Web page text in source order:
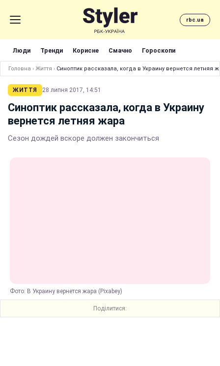
rbc.ua
Люди Тренди Корисне Смачно Гороскопи
Головна › Життя › Синоптик рассказала, когда в Украину вернется летняя
ЖИТТЯ 28 липня 2017, 14:51
Синоптик рассказала, когда в Украину
вернется летняя жара
Сезон дождей вскоре должен закончиться
Фото: В Украину вернется жара (Pixabey)
Поділитися: